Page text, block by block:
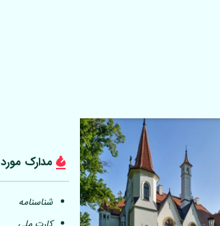
مدارک
شناسنامه